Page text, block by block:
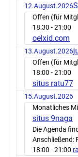
12.August.2026
Offen (für
18:30 - 21:00
oelxid.com
13.August.2026
Offen (für
18:00 - 21:00
situs ratu77
15.August.2026
Monatliches
situs 9naga
Die Agenda
Anschließend:
18:00 - 21:00